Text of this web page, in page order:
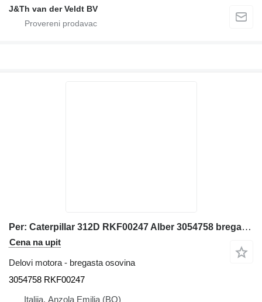
J&Th van der Veldt BV
Per: Caterpillar 312D RKF00247 Alber 3054758 bregasta osovina za Caterpillar 312D bagera
Cena na upit
Delovi motora - bregasta osovina
3054758 RKF00247
Italija, Anzola Emilia (BO)